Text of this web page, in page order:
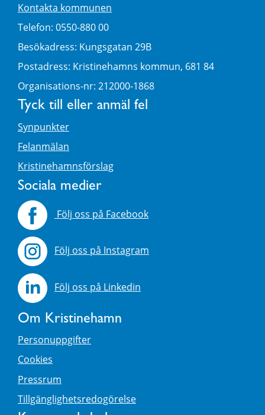
Kontakta kommunen
Telefon: 0550-880 00
Besökadress: Kungsgatan 29B
Postadress: Kristinehamns kommun, 681 84
Organisations-nr: 212000-1868
Tyck till eller anmäl fel
Synpunkter
Felanmälan
Kristinehamnsförslag
Sociala medier
Följ oss på Facebook
Följ oss på Instagram
Följ oss på Linkedin
Om Kristinehamn
Personuppgifter
Cookies
Pressrum
Tillgänglighetsredogörelse